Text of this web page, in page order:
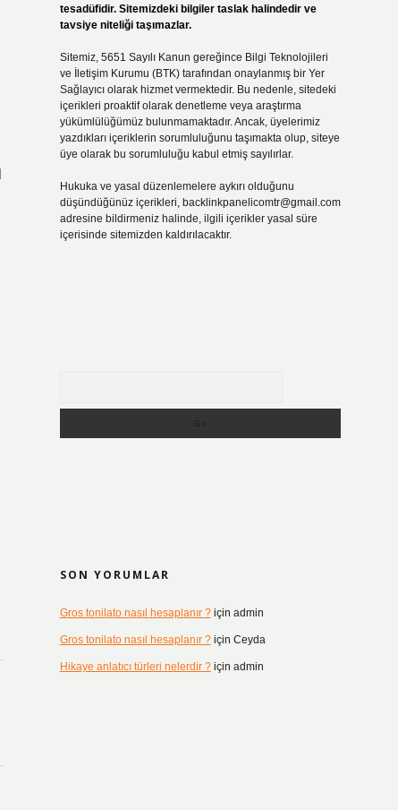
tesadüfidir. Sitemizdeki bilgiler taslak halindedir ve
tavsiye niteliği taşımazlar.
Sitemiz, 5651 Sayılı Kanun gereğince Bilgi Teknolojileri
ve İletişim Kurumu (BTK) tarafından onaylanmış bir Yer
Sağlayıcı olarak hizmet vermektedir. Bu nedenle, sitedeki
içerikleri proaktif olarak denetleme veya araştırma
yükümlülüğümüz bulunmamaktadır. Ancak, üyelerimiz
yazdıkları içeriklerin sorumluluğunu taşımakta olup, siteye
üye olarak bu sorumluluğu kabul etmiş sayılırlar.
Hukuka ve yasal düzenlemelere aykırı olduğunu
düşündüğünüz içerikleri, backlinkpanelicomtr@gmail.com
adresine bildirmeniz halinde, ilgili içerikler yasal süre
içerisinde sitemizden kaldırılacaktır.
SON YORUMLAR
Gros tonilato nasıl hesaplanır ?için admin
Gros tonilato nasıl hesaplanır ?için Ceyda
Hikaye anlatıcı türleri nelerdir ?için admin